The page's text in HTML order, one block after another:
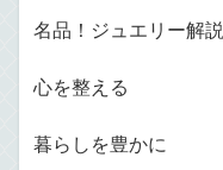
名品！ジュエリー解説
心を整える
暮らしを豊かに